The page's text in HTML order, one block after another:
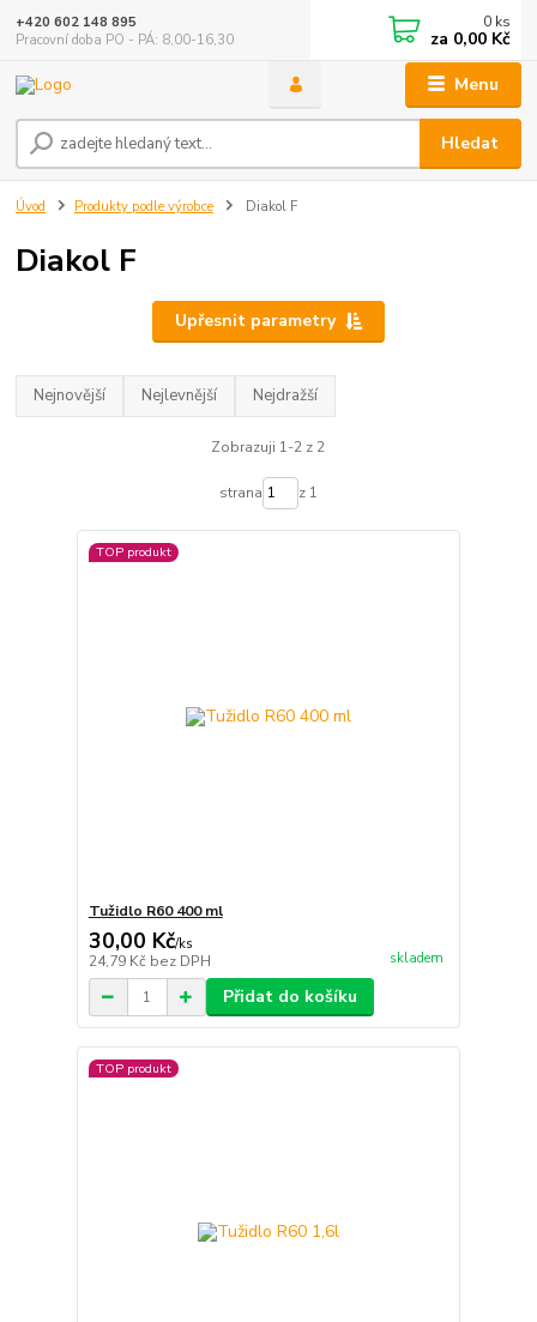
Menu
Hledat
+420 602 148 895
Pracovní doba PO - PÁ: 8,00-16,30
0 ks
za 0,00 Kč
Úvod Produkty podle výrobce Diakol F
Diakol F
Upřesnit parametry
Nejnovější Nejlevnější Nejdražší
Zobrazuji 1-2 z 2
strana z 1
TOP produkt
Tužidlo R60 400 ml
30,00 Kč/ks
24,79 Kč bez DPH skladem
Přidat do košíku
TOP produkt